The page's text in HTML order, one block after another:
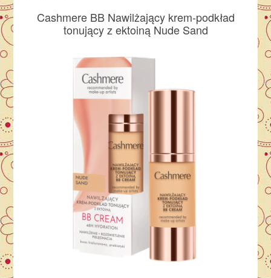
Cashmere BB Nawilżający krem-podkład
tonujący z ektoiną Nude Sand